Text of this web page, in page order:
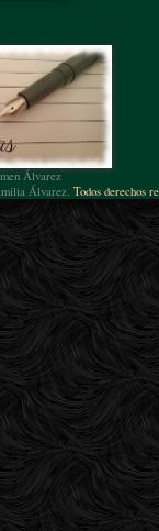
Álvarez
Álvarez. Todos derechos